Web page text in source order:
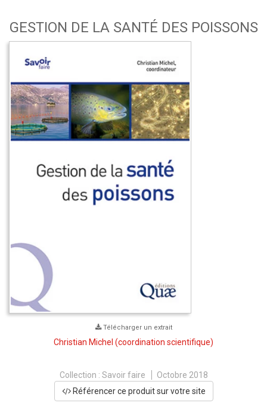
GESTION DE LA SANTÉ DES POISSONS
Télécharger un extrait
Christian Michel (coordination scientifique)
Collection : Savoir faire
Octobre 2018
Référencer ce produit sur votre site